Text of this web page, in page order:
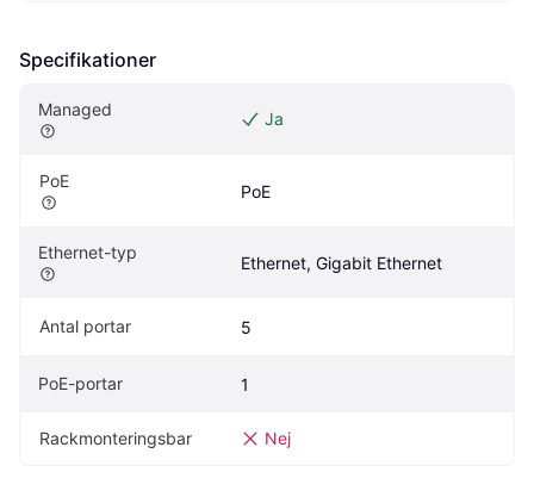
Specifikationer
Managed Ja
PoE
PoE
Ethernet-typ
Ethernet, Gigabit Ethernet
Antal portar 5
PoE-portar 1
Rackmonteringsbar Nej